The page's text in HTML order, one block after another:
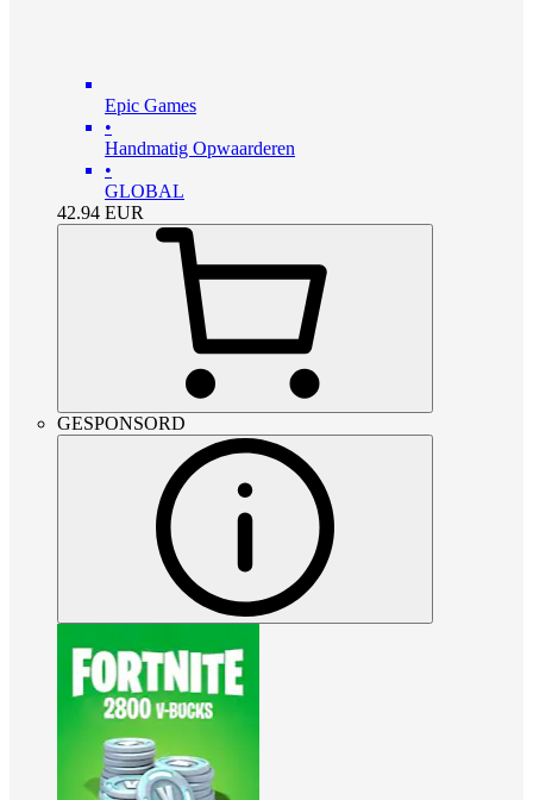
Epic Games
•
Handmatig Opwaarderen
•
GLOBAL
42.94 EUR
GESPONSORD